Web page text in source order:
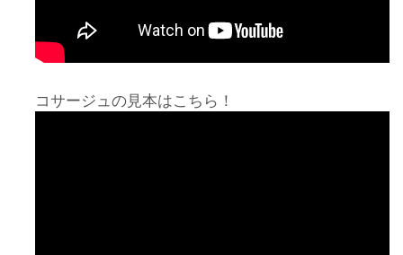
コサージュの見本はこちら！